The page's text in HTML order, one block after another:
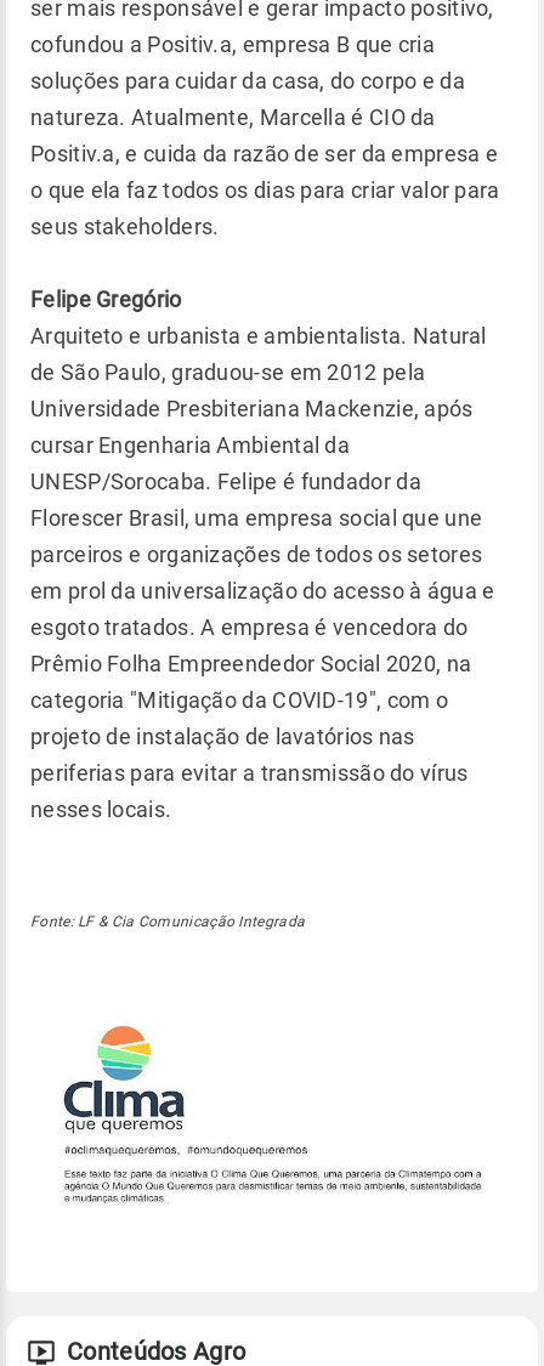
ser mais responsável e gerar impacto positivo,
cofundou a Positiv.a, empresa B que cria
soluções para cuidar da casa, do corpo e da
natureza. Atualmente, Marcella é CIO da
Positiv.a, e cuida da razão de ser da empresa e
o que ela faz todos os dias para criar valor para
seus stakeholders.
Felipe Gregório
Arquiteto e urbanista e ambientalista. Natural
de São Paulo, graduou-se em 2012 pela
Universidade Presbiteriana Mackenzie, após
cursar Engenharia Ambiental da
UNESP/Sorocaba. Felipe é fundador da
Florescer Brasil, uma empresa social que une
parceiros e organizações de todos os setores
em prol da universalização do acesso à água e
esgoto tratados. A empresa é vencedora do
Prêmio Folha Empreendedor Social 2020, na
categoria "Mitigação da COVID-19", com o
projeto de instalação de lavatórios nas
periferias para evitar a transmissão do vírus
nesses locais.
Fonte: LF & Cia Comunicação Integrada
Conteúdos Agro